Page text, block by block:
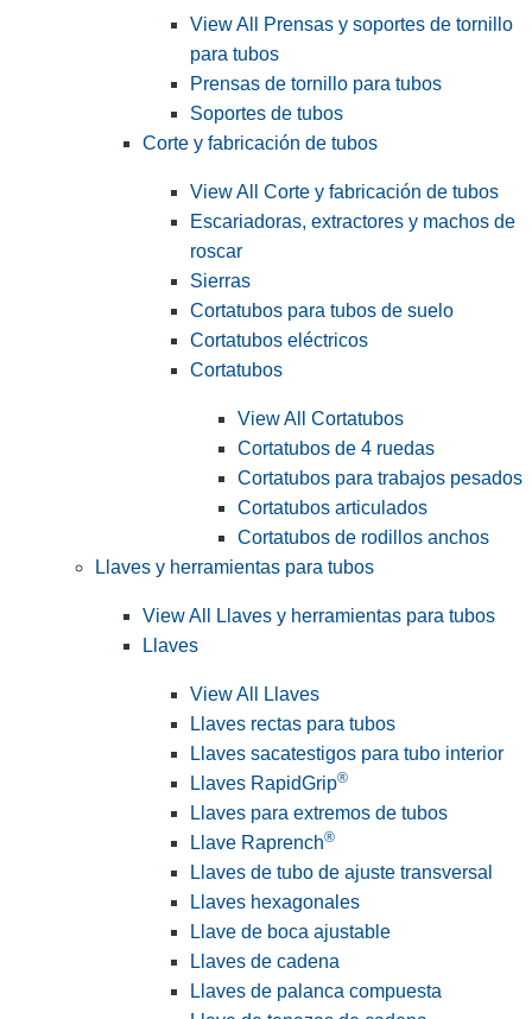
View All Prensas y soportes de tornillo
para tubos
Prensas de tornillo para tubos
Soportes de tubos
Corte y fabricación de tubos
View All Corte y fabricación de tubos
Escariadoras, extractores y machos de
roscar
Sierras
Cortatubos para tubos de suelo
Cortatubos eléctricos
Cortatubos
View All Cortatubos
Cortatubos de 4 ruedas
Cortatubos para trabajos pesados
Cortatubos articulados
Cortatubos de rodillos anchos
Llaves y herramientas para tubos
View All Llaves y herramientas para tubos
Llaves
View All Llaves
Llaves rectas para tubos
Llaves sacatestigos para tubo interior
Llaves RapidGrip®
Llaves para extremos de tubos
Llave Raprench®
Llaves de tubo de ajuste transversal
Llaves hexagonales
Llave de boca ajustable
Llaves de cadena
Llaves de palanca compuesta